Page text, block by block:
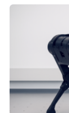
stellt die
Prozessoren
viel Energie,
sind
bremst
immer größer
verarbeiten